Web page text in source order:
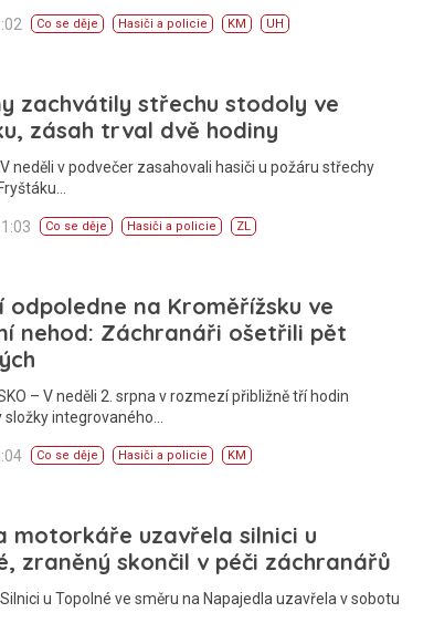
Co se děje Hasiči a policie KM UH
zachvátily střechu stodoly ve
zásah trval dvě hodiny
V neděli v podvečer zasahovali hasiči u požáru střechy
Co se děje Hasiči a policie ZL
odpoledne na Kroměřížsku ve
nehod: Záchranáři ošetřili pět
– V neděli 2. srpna v rozmezí přibližně tří hodin
složky integrovaného…
Co se děje Hasiči a policie KM
motorkáře uzavřela silnici u
zraněný skončil v péči záchranářů
Silnici u Topolné ve směru na Napajedla uzavřela v sobotu